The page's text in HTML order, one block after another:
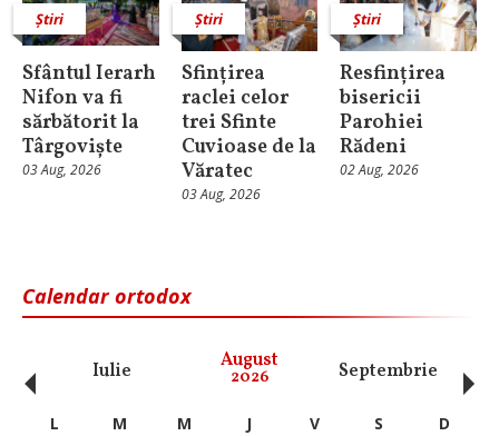
Știri
Sfântul Ierarh
Nifon va fi
sărbătorit la
Târgoviște
03 Aug, 2026
Știri
Sfințirea
raclei celor
trei Sfinte
Cuvioase de la
Văratec
03 Aug, 2026
Știri
Resfințirea
bisericii
Parohiei
Rădeni
02 Aug, 2026
Calendar ortodox
Iulie August
2026 Septembrie
‹ L M M J V S
D